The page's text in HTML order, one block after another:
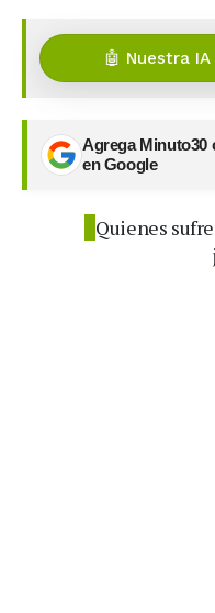
🤖 Nuestra
Agrega Minuto30
en Google
Quienes